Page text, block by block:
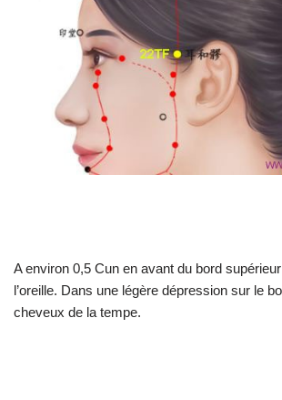
A environ 0,5 Cun en avant du bord
l’oreille. Dans une légère dépression sur le
cheveux de la tempe.